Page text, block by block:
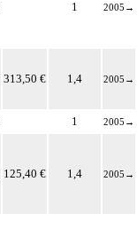
1 2005 →
313,50 € 1,4 2005 →
1 2005 →
125,40 € 1,4 2005 →